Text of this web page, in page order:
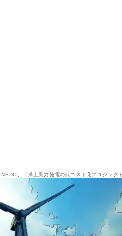
NEDO、「洋上風力発電の低コスト化プロジェク